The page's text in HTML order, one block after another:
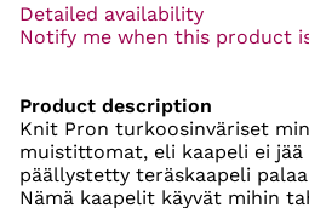
Detailed availability
Notify me when this product
Product description
Knit Pron turkoosinväriset
muistittomat, eli kaapeli ei jää
päällystetty teräskaapeli
Nämä kaapelit käyvät mihin